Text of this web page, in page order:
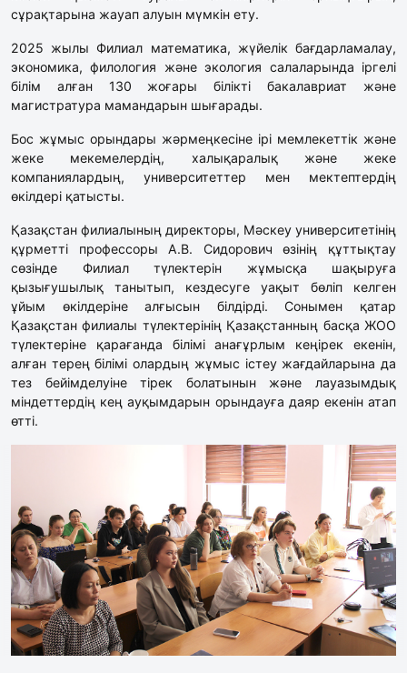
сұрақтарына жауап алуын мүмкін ету.
2025 жылы Филиал математика, жүйелік бағдарламалау,
экономика, филология және экология салаларында іргелі
білім алған 130 жоғары білікті бакалавриат және
магистратура мамандарын шығарады.
Бос жұмыс орындары жәрмеңкесіне ірі мемлекеттік және
жеке мекемелердің, халықаралық және жеке
компаниялардың, университеттер мен мектептердің
өкілдері қатысты.
Қазақстан филиалының директоры, Мәскеу университетінің
құрметті профессоры А.В. Сидорович өзінің құттықтау
сөзінде Филиал түлектерін жұмысқа шақыруға
қызығушылық танытып, кездесуге уақыт бөліп келген
ұйым өкілдеріне алғысын білдірді. Сонымен қатар
Қазақстан филиалы түлектерінің Қазақстанның басқа ЖОО
түлектеріне қарағанда білімі анағұрлым кеңірек екенін,
алған терең білімі олардың жұмыс істеу жағдайларына да
тез бейімделуіне тірек болатынын және лауазымдық
міндеттердің кең ауқымдарын орындауға даяр екенін атап
өтті.